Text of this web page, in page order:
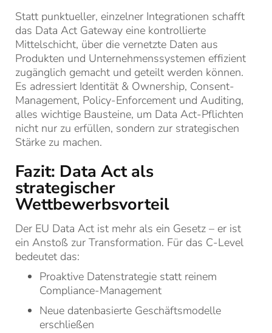
Statt punktueller, einzelner Integrationen schafft
das Data Act Gateway eine kontrollierte
Mittelschicht, über die vernetzte Daten aus
Produkten und Unternehmenssystemen effizient
zugänglich gemacht und geteilt werden können.
Es adressiert Identität & Ownership, Consent-
Management, Policy-Enforcement und Auditing,
alles wichtige Bausteine, um Data Act-Pflichten
nicht nur zu erfüllen, sondern zur strategischen
Stärke zu machen.
Fazit: Data Act als
strategischer
Wettbewerbsvorteil
Der EU Data Act ist mehr als ein Gesetz – er ist
ein Anstoß zur Transformation. Für das C-Level
bedeutet das:
Proaktive Datenstrategie statt reinem
Compliance-Management
Neue datenbasierte Geschäftsmodelle
erschließen